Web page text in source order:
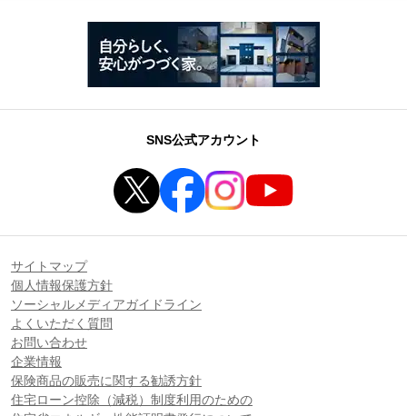
SNS公式アカウント
サイトマップ
個人情報保護方針
ソーシャルメディアガイドライン
よくいただく質問
お問い合わせ
企業情報
保険商品の販売に関する勧誘方針
住宅ローン控除（減税）制度利用のための